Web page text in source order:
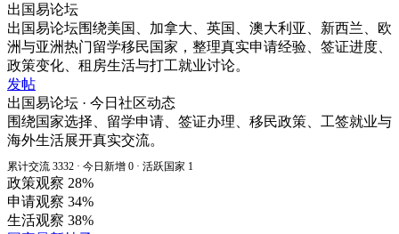
出国易论坛
出国易论坛围绕美国、加拿大、英国、澳大利亚、新西兰、欧
洲与亚洲热门留学移民国家，整理真实申请经验、签证进度、
政策变化、租房生活与打工就业讨论。
发帖
出国易论坛 · 今日社区动态
围绕国家选择、留学申请、签证办理、移民政策、工签就业与
海外生活展开真实交流。
累计交流 3332 · 今日新增 0 · 活跃国家 1
政策观察 28%
申请观察 34%
生活观察 38%